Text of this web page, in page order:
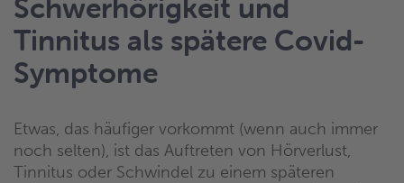
Schwerhörigkeit und
Tinnitus als spätere Covid-
Symptome
Etwas, das häufiger vorkommt (wenn auch immer
noch selten), ist das Auftreten von Hörverlust,
Tinnitus oder Schwindel zu einem späteren